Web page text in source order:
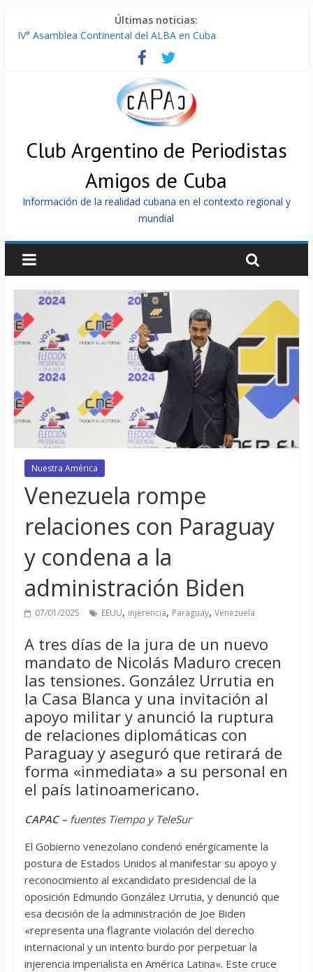
Últimas noticias:
IV° Asamblea Continental del ALBA en Cuba
ONU gestiona con “varios países interesados” envío de
Cuba, la «Gaza silenciosa»
Encuentro de Partidos Comunistas y Obreros en Cuba
China envía a Cuba sistemas 5.000 fotovoltaicos
Club Argentino de Periodistas
Amigos de Cuba
Información de la realidad cubana en el contexto regional y
mundial
Nuestra América
Venezuela rompe
relaciones con Paraguay
y condena a la
administración Biden
07/01/2025 EEUU, injerencia, Paraguay, Venezuela
A tres días de la jura de un nuevo
mandato de Nicolás Maduro crecen
las tensiones. González Urrutia en
la Casa Blanca y una invitación al
apoyo militar y anunció la ruptura
de relaciones diplomáticas con
Paraguay y aseguró que retirará de
forma «inmediata» a su personal en
el país latinoamericano.
CAPAC –fuentes Tiempo y TeleSur
El Gobierno venezolano condenó enérgicamente la
postura de Estados Unidos al manifestar su apoyo y
reconocimiento al excandidato presidencial de la
oposición Edmundo González Urrutia, y denunció que
esa decisión de la administración de Joe Biden
«representa una flagrante violación del derecho
internacional y un intento burdo por perpetuar la
injerencia imperialista en América Latina«. Este cruce